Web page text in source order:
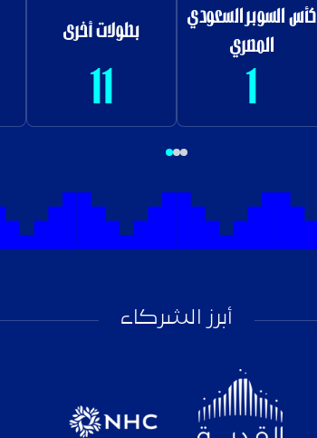
كأس السوبر السعودي
المصري
1
بطولات أخرى
11
أبرز الشركاء